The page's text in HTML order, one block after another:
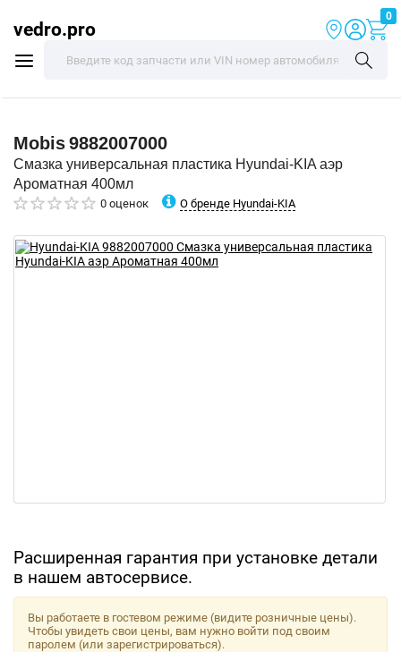
vedro.pro
0
Mobis9882007000
Смазка универсальная пластика Hyundai-KIA аэр
Ароматная 400мл
0 оценок О бренде Hyundai-KIA
Расширенная гарантия при установке детали
в нашем автосервисе.
Вы работаете в гостевом режиме (видите розничные цены).
Чтобы увидеть свои цены, вам нужно войти под своим
паролем (или зарегистрироваться).